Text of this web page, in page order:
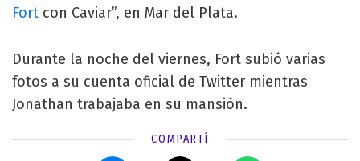
Fort con Caviar”, en Mar del Plata.
Durante la noche del viernes, Fort subió varias
fotos a su cuenta oficial de Twitter mientras
Jonathan trabajaba en su mansión.
COMPARTÍ